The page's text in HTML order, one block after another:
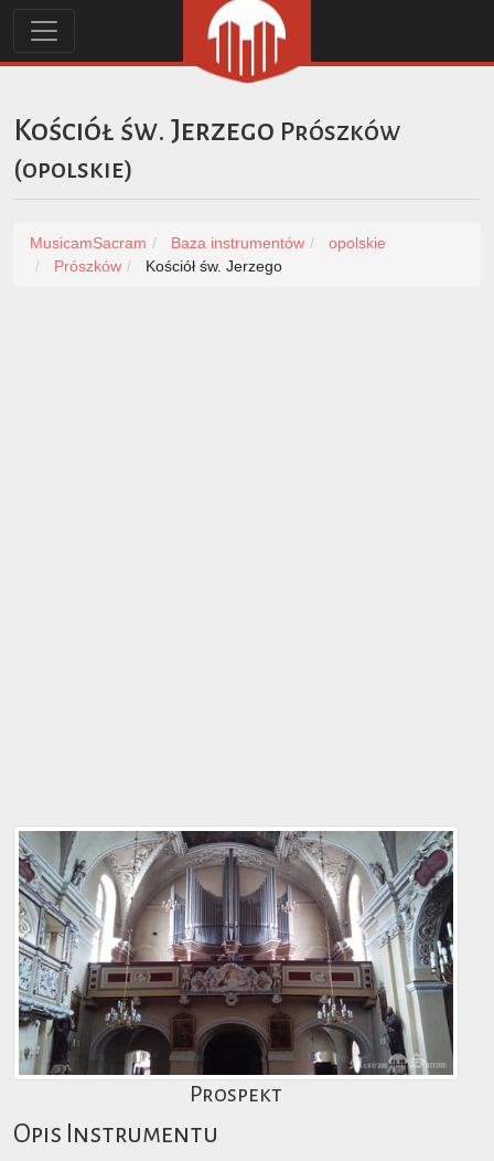
Kościół św. Jerzego Prószków
(opolskie)
MusicamSacram Baza instrumentów
opolskie
Prószków
Kościół św. Jerzego
Prospekt
Opis Instrumentu